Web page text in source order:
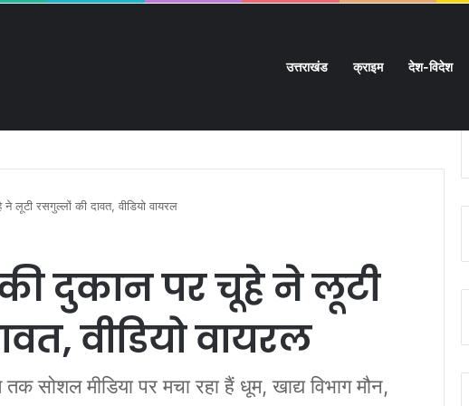
उत्तराखंड क्राइम देश-विदेश
लूटी रसगुल्लों की दावत, वीडियो वायरल
दुकान पर चूहे ने लूटी
वीडियो वायरल
सोशल मीडिया पर मचा रहा हैं धूम, खाद्य विभाग मौन,